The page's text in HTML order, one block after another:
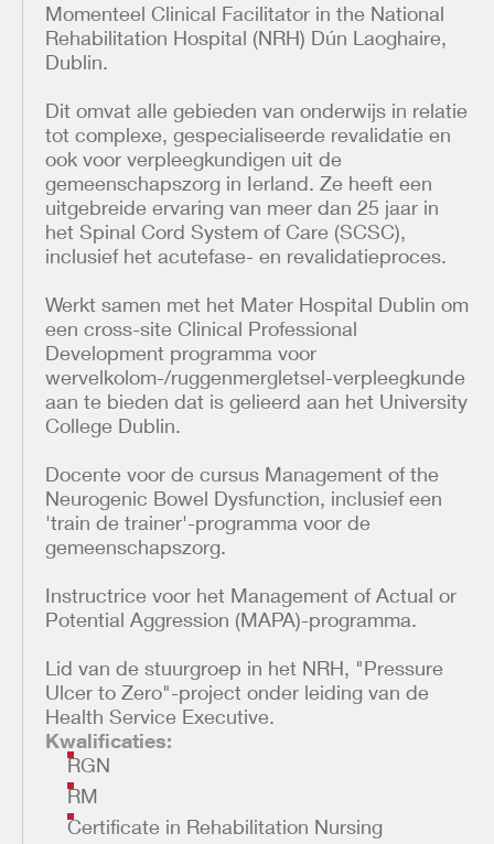
Momenteel Clinical Facilitator in the National
Rehabilitation Hospital (NRH) Dún Laoghaire,
Dublin.
Dit omvat alle gebieden van onderwijs in relatie
tot complexe, gespecialiseerde revalidatie en
ook voor verpleegkundigen uit de
gemeenschapszorg in Ierland. Ze heeft een
uitgebreide ervaring van meer dan 25 jaar in
het Spinal Cord System of Care (SCSC),
inclusief het acutefase- en revalidatieproces.
Werkt samen met het Mater Hospital Dublin om
een cross-site Clinical Professional
Development programma voor
wervelkolom-/ruggenmergletsel-verpleegkunde
aan te bieden dat is gelieerd aan het University
College Dublin.
Docente voor de cursus Management of the
Neurogenic Bowel Dysfunction, inclusief een
'train de trainer'-programma voor de
gemeenschapszorg.
Instructrice voor het Management of Actual or
Potential Aggression (MAPA)-programma.
Lid van de stuurgroep in het NRH, "Pressure
Ulcer to Zero"-project onder leiding van de
Health Service Executive.
Kwalificaties:
RGN
RM
Certificate in Rehabilitation Nursing